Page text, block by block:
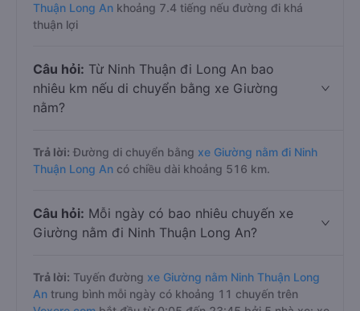
Thuận Long An khoảng 7.4 tiếng nếu đường đi khá
thuận lợi
Câu hỏi: Từ Ninh Thuận đi Long An bao
nhiêu km nếu di chuyển bằng xe Giường
nằm?
Trả lời: Đường di chuyển bằng xe Giường nằm đi Ninh
Thuận Long An có chiều dài khoảng 516 km.
Câu hỏi: Mỗi ngày có bao nhiêu chuyến xe
Giường nằm đi Ninh Thuận Long An?
Trả lời: Tuyến đường xe Giường nằm Ninh Thuận Long
An trung bình mỗi ngày có khoảng 11 chuyến trên